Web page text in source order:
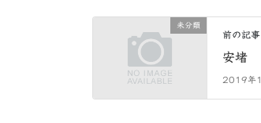
未分類
前の記事
安堵
2019年